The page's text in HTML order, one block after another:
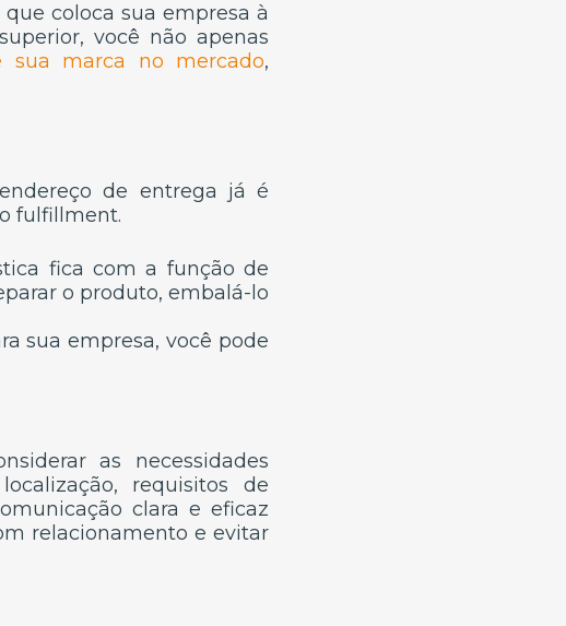
coloca sua empresa à
você não apenas
sua marca no mercado,
de entrega já é
fulfillment.
fica com a função de
o produto, embalá-lo
sua empresa, você pode
as necessidades
requisitos de
clara e eficaz
relacionamento e evitar